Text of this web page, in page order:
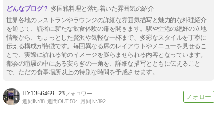
多国籍料理と落ち着いた雰囲気の紹介
世界各地のレストランやラウンジの詳細な雰囲気描写と魅力的な料理紹介
を通じて、読者に新たな飲食体験の扉を開きます。駅や空港の絶好の立地
情報から、ちょっとした贅沢や気軽な一杯まで、多彩なスタイルを丁寧に
伝える構成が特徴です。毎回異なる席のレイアウトやメニューを見せるこ
とで、実際に訪れる前のイメージを膨らませられる内容となっています。
都会の喧騒の中にある安らぎの一角を、詳細な描写とともに伝えること
で、ただの食事場所以上の特別な時間を予感させます。
1356469 23
週間IN:88 週間OUT:504 月間IN:392